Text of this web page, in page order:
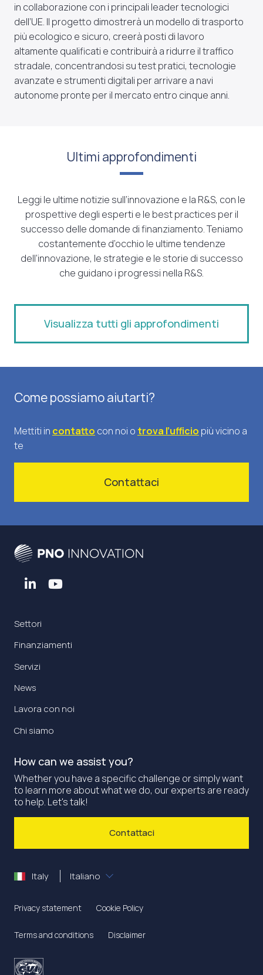
in collaborazione con i principali leader tecnologici
dell’UE. Il progetto dimostrerà un modello di trasporto
più ecologico e sicuro, creerà posti di lavoro
altamente qualificati e contribuirà a ridurre il traffico
stradale, concentrandosi su test pratici, tecnologie
avanzate e strumenti digitali per arrivare a navi
autonome pronte per il mercato entro cinque anni.
Ultimi approfondimenti
Leggi le ultime notizie sull’innovazione e la R&S, con le
prospettive degli esperti e le best practices per il
successo delle domande di finanziamento. Teniamo
costantemente d’occhio le ultime tendenze
dell’innovazione, le strategie e le storie di successo
che guidano i progressi nella R&S.
Visualizza tutti gli approfondimenti
Come possiamo aiutarti?
Mettiti in contatto con noi o trova l’ufficio più vicino a
te
Contattaci
Settori
Finanziamenti
Servizi
News
Lavora con noi
Chi siamo
How can we assist you?
Whether you have a specific challenge or simply want
to learn more about what we do, our experts are ready
to help. Let's talk!
Contattaci
Italy Italiano
Privacy statement Cookie Policy
Terms and conditions Disclaimer